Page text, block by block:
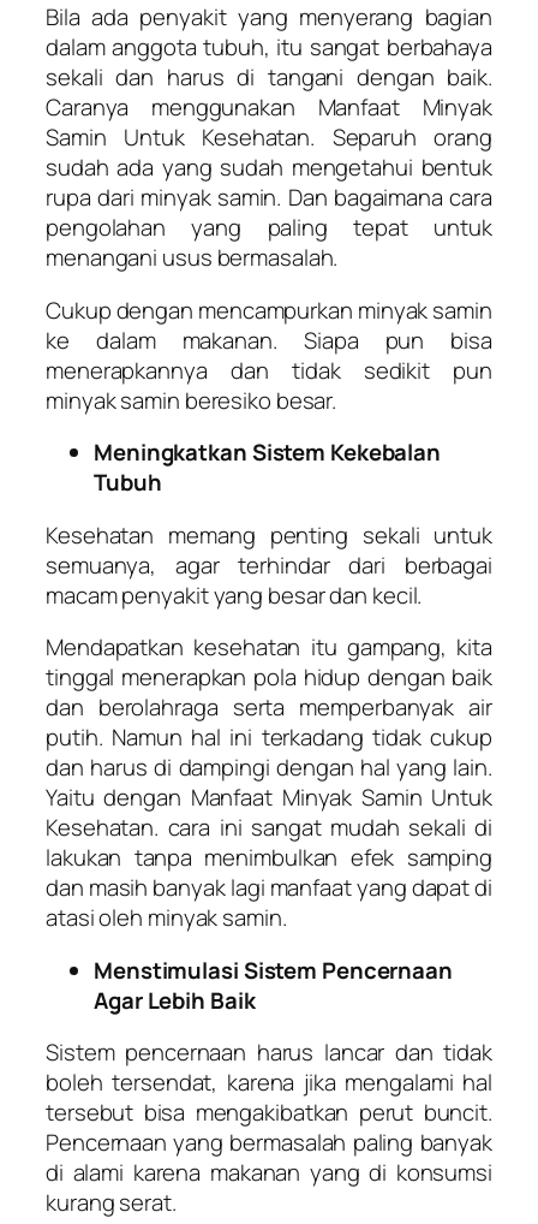
Bila ada penyakit yang menyerang bagian
dalam anggota tubuh, itu sangat berbahaya
sekali dan harus di tangani dengan baik.
Caranya menggunakan Manfaat Minyak
Samin Untuk Kesehatan. Separuh orang
sudah ada yang sudah mengetahui bentuk
rupa dari minyak samin. Dan bagaimana cara
pengolahan yang paling tepat untuk
menangani usus bermasalah.
Cukup dengan mencampurkan minyak samin
ke dalam makanan. Siapa pun bisa
menerapkannya dan tidak sedikit pun
minyak samin beresiko besar.
Meningkatkan Sistem Kekebalan
Tubuh
Kesehatan memang penting sekali untuk
semuanya, agar terhindar dari berbagai
macam penyakit yang besar dan kecil.
Mendapatkan kesehatan itu gampang, kita
tinggal menerapkan pola hidup dengan baik
dan berolahraga serta memperbanyak air
putih. Namun hal ini terkadang tidak cukup
dan harus di dampingi dengan hal yang lain.
Yaitu dengan Manfaat Minyak Samin Untuk
Kesehatan. cara ini sangat mudah sekali di
lakukan tanpa menimbulkan efek samping
dan masih banyak lagi manfaat yang dapat di
atasi oleh minyak samin.
Menstimulasi Sistem Pencernaan
Agar Lebih Baik
Sistem pencernaan harus lancar dan tidak
boleh tersendat, karena jika mengalami hal
tersebut bisa mengakibatkan perut buncit.
Pencernaan yang bermasalah paling banyak
di alami karena makanan yang di konsumsi
kurang serat.